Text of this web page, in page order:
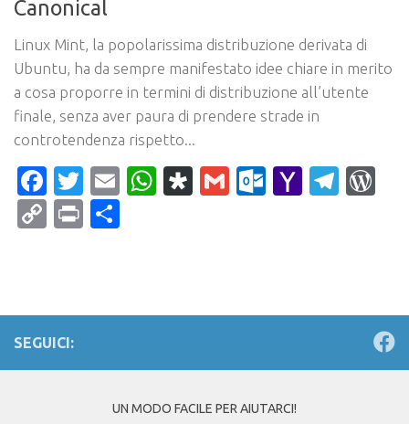
Canonical
Linux Mint, la popolarissima distribuzione derivata di
Ubuntu, ha da sempre manifestato idee chiare in merito
a cosa proporre in termini di distribuzione all’utente
finale, senza aver paura di prendere strade in
controtendenza rispetto...
Facebook
Twitter
EmailWhatsApp
Diaspora
Gmail Yahoo
CopyPrint
SEGUICI:
UN MODO FACILE PER AIUTARCI!